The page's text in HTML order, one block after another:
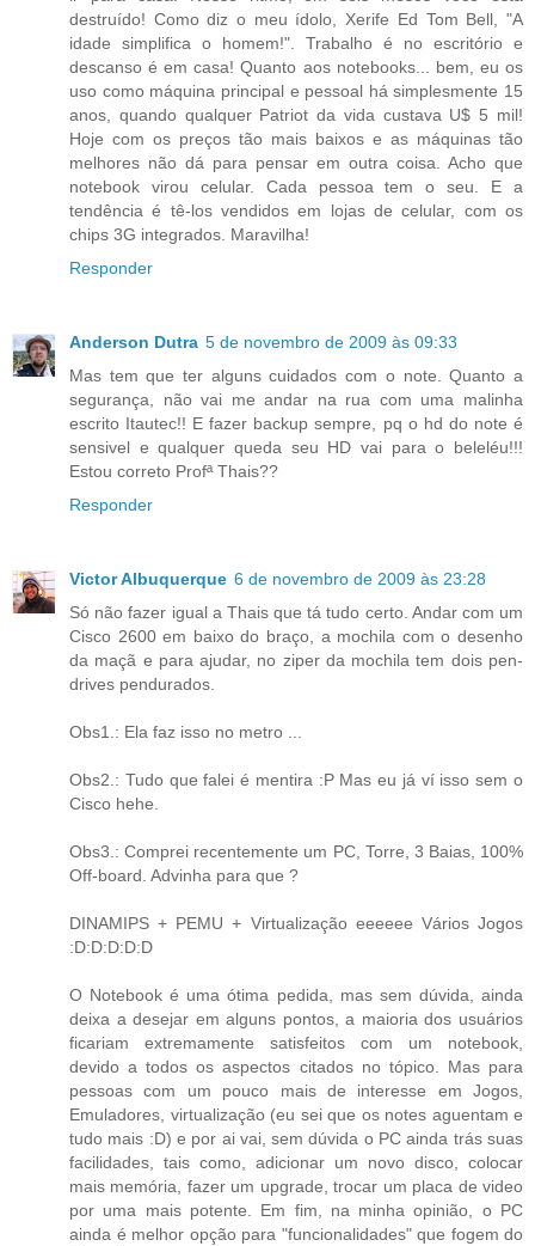
destruído! Como diz o meu ídolo, Xerife Ed Tom Bell, "A
idade simplifica o homem!". Trabalho é no escritório e
descanso é em casa! Quanto aos notebooks... bem, eu os
uso como máquina principal e pessoal há simplesmente 15
anos, quando qualquer Patriot da vida custava U$ 5 mil!
Hoje com os preços tão mais baixos e as máquinas tão
melhores não dá para pensar em outra coisa. Acho que
notebook virou celular. Cada pessoa tem o seu. E a
tendência é tê-los vendidos em lojas de celular, com os
chips 3G integrados. Maravilha!
Responder
Anderson Dutra 5 de novembro de 2009 às 09:33
Mas tem que ter alguns cuidados com o note. Quanto a
segurança, não vai me andar na rua com uma malinha
escrito Itautec!! E fazer backup sempre, pq o hd do note é
sensivel e qualquer queda seu HD vai para o beleléu!!!
Estou correto Profª Thais??
Responder
Victor Albuquerque 6 de novembro de 2009 às 23:28
Só não fazer igual a Thais que tá tudo certo. Andar com um
Cisco 2600 em baixo do braço, a mochila com o desenho
da maçã e para ajudar, no ziper da mochila tem dois pen-
drives pendurados.
Obs1.: Ela faz isso no metro ...
Obs2.: Tudo que falei é mentira :P Mas eu já ví isso sem o
Cisco hehe.
Obs3.: Comprei recentemente um PC, Torre, 3 Baias, 100%
Off-board. Advinha para que ?
DINAMIPS + PEMU + Virtualização eeeeee Vários Jogos
:D:D:D:D:D
O Notebook é uma ótima pedida, mas sem dúvida, ainda
deixa a desejar em alguns pontos, a maioria dos usuários
ficariam extremamente satisfeitos com um notebook,
devido a todos os aspectos citados no tópico. Mas para
pessoas com um pouco mais de interesse em Jogos,
Emuladores, virtualização (eu sei que os notes aguentam e
tudo mais :D) e por ai vai, sem dúvida o PC ainda trás suas
facilidades, tais como, adicionar um novo disco, colocar
mais memória, fazer um upgrade, trocar um placa de video
por uma mais potente. Em fim, na minha opinião, o PC
ainda é melhor opção para "funcionalidades" que fogem do